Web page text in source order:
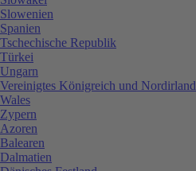
Slowenien
Spanien
Tschechische Republik
Türkei
Ungarn
Vereinigtes Königreich und Nordirland
Wales
Zypern
Azoren
Balearen
Dalmatien